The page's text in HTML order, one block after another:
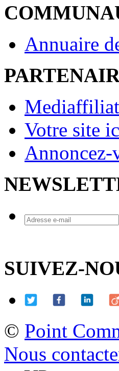
Annuaire
Votre site
SUIVEZ-
© Point
Nous